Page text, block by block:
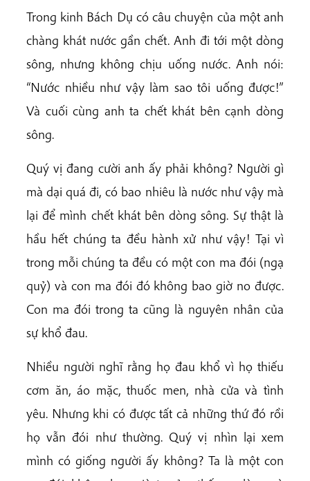
Trong kinh Bách Dụ có câu chuyện của một anh
chàng khát nước gần chết. Anh đi tới một dòng
sông, nhưng không chịu uống nước. Anh nói:
“Nước nhiều như vậy làm sao tôi uống được!”
Và cuối cùng anh ta chết khát bên cạnh dòng
sông.
Quý vị đang cười anh ấy phải không? Người gì
mà dại quá đi, có bao nhiêu là nước như vậy mà
lại để mình chết khát bên dòng sông. Sự thật là
hầu hết chúng ta đều hành xử như vậy! Tại vì
trong mỗi chúng ta đều có một con ma đói (ngạ
quỷ) và con ma đói đó không bao giờ no được.
Con ma đói trong ta cũng là nguyên nhân của
sự khổ đau.
Nhiều người nghĩ rằng họ đau khổ vì họ thiếu
cơm ăn, áo mặc, thuốc men, nhà cửa và tình
yêu. Nhưng khi có được tất cả những thứ đó rồi
họ vẫn đói như thường. Quý vị nhìn lại xem
mình có giống người ấy không? Ta là một con